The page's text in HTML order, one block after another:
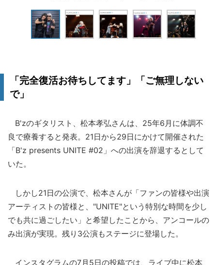
「完全復活お待ちしてます」「ご無理しない
で」
B'zのギタリスト、松本孝弘さんは、25年6月に体調不
良で療養すると発表。21日から29日にかけて開催された
「B'z presents UNITE #02」への出演を辞退するとして
いた。
しかし21日の公演で、松本さんが「ファンの皆様や出演
アーティストの皆様と、"UNITE"という特別な時間を少し
でも共に過ごしたい」と希望したことから、アンコールの
み出演が実現。残り3公演もステージに登場した。
インスタグラムの7月5日の投稿では、ライブ中に松本